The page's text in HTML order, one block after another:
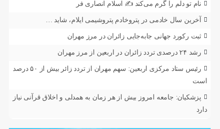
نام تو دلم را گرم می‌کند ✍️ اسلام انصاری فر
آخرین سال خادمی در پتروخادم پتروشیمی ایلام، شاید …
ثبت رکورد جهانی جابه‌جایی زائران در مرز مهران
رشد ۲۴ درصدی تردد زائران در اربعین از مرز مهران
رئیس ستاد مرکزی اربعین: سهم مهران از تردد زائر بیش از ۵۰ درصد
است
پزشکیان: جامعه امروز بیش از هر زمان به همدلی و اخلاق قرآنی نیاز
دارد